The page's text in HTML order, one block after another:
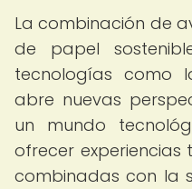
La combinación de
de papel
tecnologías como
abre nuevas
un mundo
ofrecer experiencias
combinadas con la